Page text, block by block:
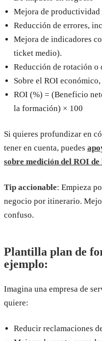
Mejora de productividad
Reducción de errores,
Mejora de indicadores
ticket medio).
Reducción de rotación o
Sobre el ROI
ROI (%) = (Beneficio
la formación) × 100
Si quieres profundizar en
tener en cuenta, puedes
sobre medición del ROI
Tip accionable: Empieza
negocio por itinerario.
confuso.
Plantilla plan de
ejemplo:
Imagina una empresa de
quiere:
Reducir reclamaciones